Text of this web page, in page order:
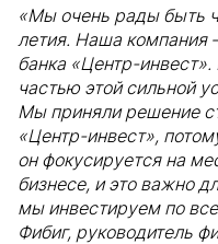
«Мы очень рады быть
летия. Наша компания
банка «Центр-
частью этой сильной
Мы приняли решение
«Центр-инвест»,
он фокусируется на
бизнесе, и это важно
мы инвестируем по
Фибиг, руководитель